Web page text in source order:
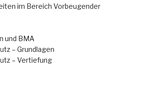
im Bereich Vorbeugender
und BMA
– Grundlagen
– Vertiefung